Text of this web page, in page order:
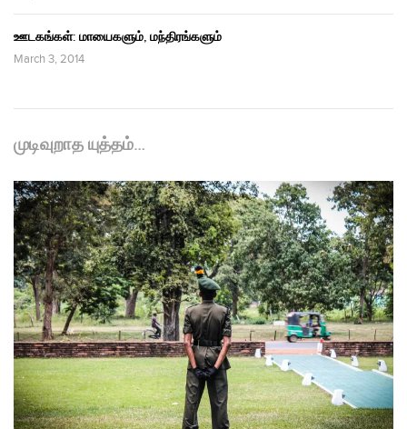
ஊடகங்கள்: மாயைகளும், மந்திரங்களும்
March 3, 2014
முடிவுறாத யுத்தம்…